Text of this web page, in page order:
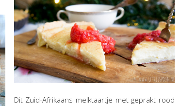
Dit Zuid-Afrikaans melktaartje met geprakt rood